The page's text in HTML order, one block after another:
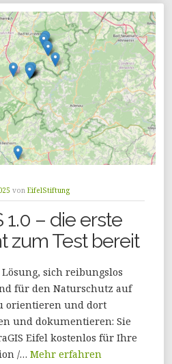
von EifelStiftung
1.0 – die erste
zum Test bereit
sich reibungslos
für den Naturschutz auf
orientieren und dort
und dokumentieren: Sie
Eifel kostenlos für Ihre
/… Mehr erfahren